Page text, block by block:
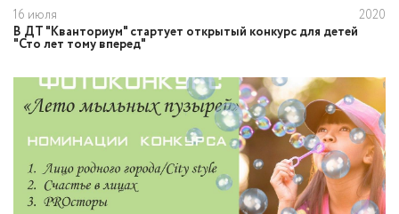
16 июля
2020
В ДТ "Кванториум" стартует открытый конкурс для детей
"Сто лет тому вперед"